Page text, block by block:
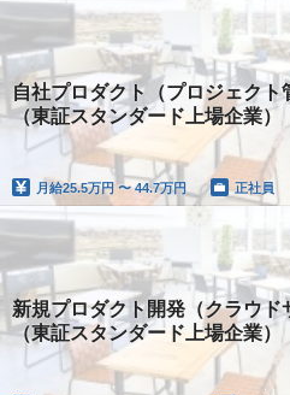
自社プロダクト（プロジェク
（東証スタンダード上場企業）
月給25.5万円 〜 44.7万円 正社員
新規プロダクト開発（クラウド
（東証スタンダード上場企業）